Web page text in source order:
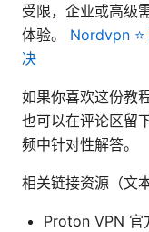
受限，企业或高级
体验。 Nordvpn
决
如果你喜欢这份教
也可以在评论区留
频中针对性解答。
相关链接资源（文
Proton VPN